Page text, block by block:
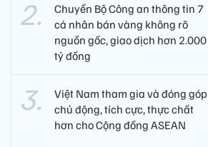
Chuyển Bộ Công an thông tin 7
cá nhân bán vàng không rõ
nguồn gốc, giao dịch hơn 2.000
tỷ đồng
Việt Nam tham gia và đóng góp
chủ động, tích cực, thực chất
hơn cho Cộng đồng ASEAN